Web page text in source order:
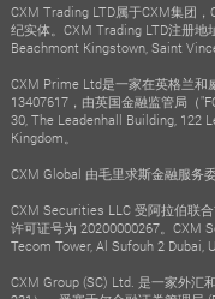
CXM Trading LTD属于CXM集团
纪实体。CXM Trading LTD注册
Beachmont Kingstown, Saint
CXM Prime Ltd是一家在英格兰和
13407617，由英国金融监管局（
30, The Leadenhall Building, 122
Kingdom。
CXM Global 由毛里求斯金融服务
CXM Securities LLC 受阿拉伯联
许可证号为 20200000267。CXM
Tecom Tower, Al Sufouh 2 Dubai,
CXM Group (SC) Ltd. 是一家外汇